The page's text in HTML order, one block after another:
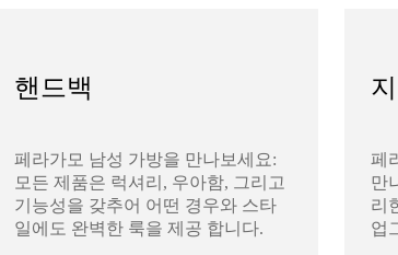
핸드백
페라가모 남성 가방을 만나보세요:
모든 제품은 럭셔리, 우아함, 그리고
기능성을 갖추어 어떤 경우와 스타
일에도 완벽한 룩을 제공 합니다.
페
만
리
업